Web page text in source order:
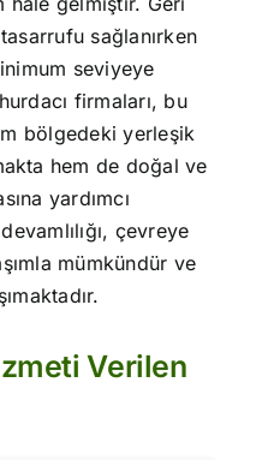
sağlanırken
seviyeye
firmaları, bu
bölgedeki yerleşik
hem de doğal ve
yardımcı
çevreye
mümkündür ve
Verilen